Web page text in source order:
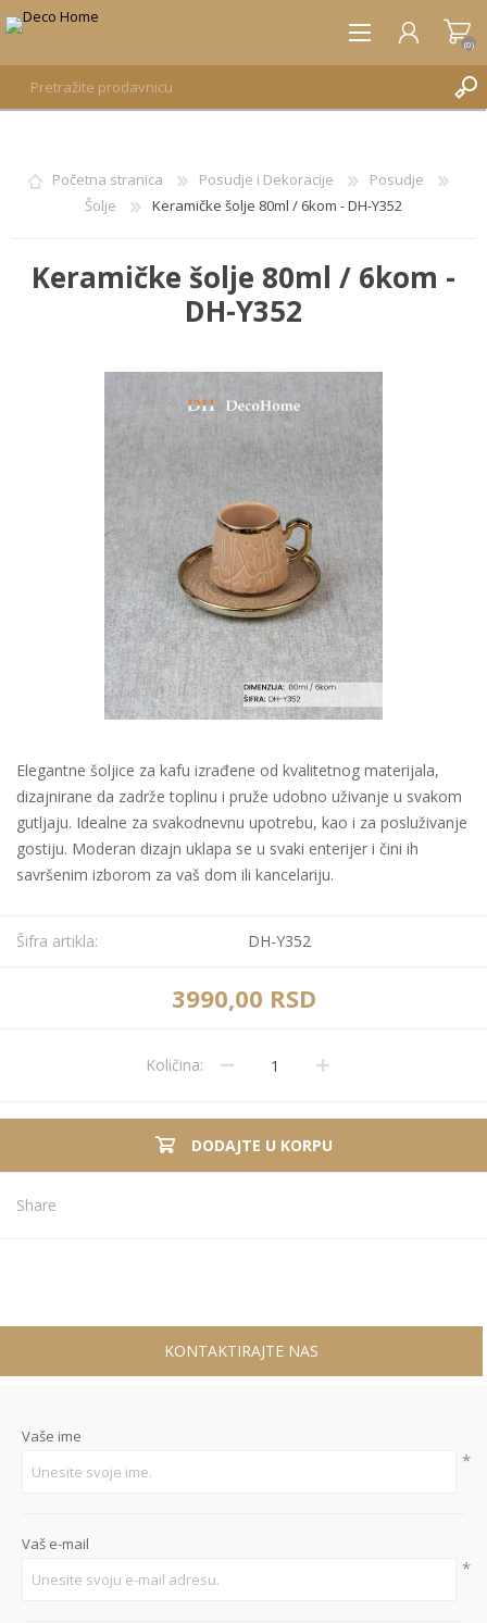
REGISTRUJTE SE
PRIJAVA
(0)
Početna stranica Posudje i Dekoracije
Posudje
Šolje
Keramičke šolje 80ml / 6kom - DH-Y352
Keramičke šolje 80ml / 6kom -
DH-Y352
Elegantne šoljice za kafu izrađene od kvalitetnog materijala,
dizajnirane da zadrže toplinu i pruže udobno uživanje u svakom
gutljaju. Idealne za svakodnevnu upotrebu, kao i za posluživanje
gostiju. Moderan dizajn uklapa se u svaki enterijer i čini ih
savršenim izborom za vaš dom ili kancelariju.
Šifra artikla: DH-Y352
3990,00 RSD
Količina:
DODAJTE U KORPU
Share
KONTAKTIRAJTE NAS
Vaše ime
*
Vaš e-mail
*